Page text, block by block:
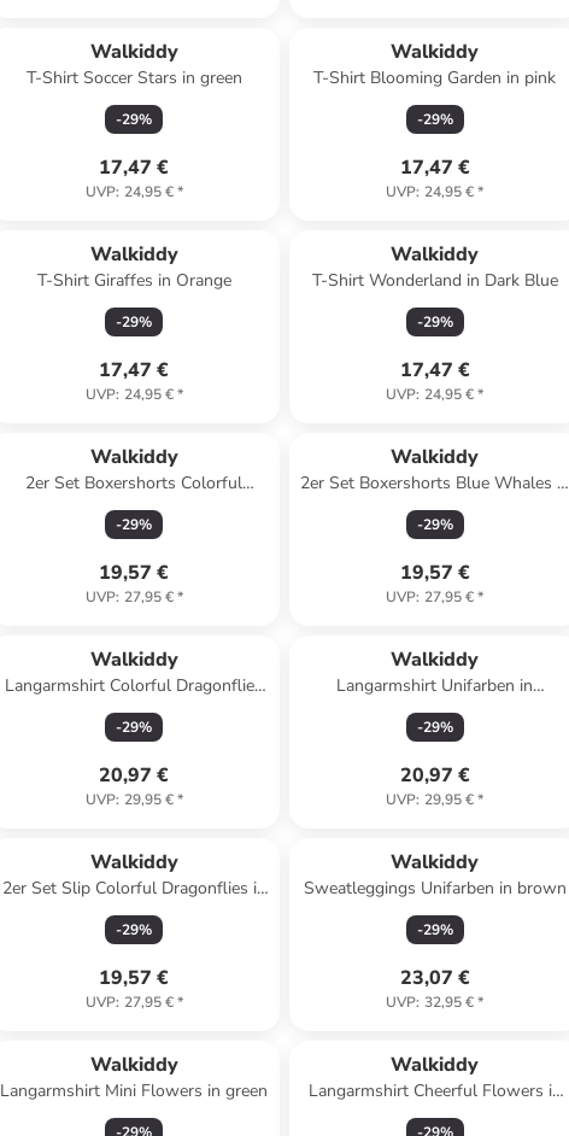
Walkiddy
T-Shirt Soccer Stars in green
-29%
17,47 €
UVP: 24,95 €*
Walkiddy
T-Shirt Blooming Garden in pink
-29%
17,47 €
UVP: 24,95 €*
Walkiddy
T-Shirt Giraffes in Orange
-29%
17,47 €
UVP: 24,95 €*
Walkiddy
T-Shirt Wonderland in Dark Blue
-29%
17,47 €
UVP: 24,95 €*
Walkiddy
2er Set Boxershorts Colorful
Dragon in Multicolored
-29%
19,57 €
UVP: 27,95 €*
Walkiddy
2er Set Boxershorts Blue Whales in
Multicolored
-29%
19,57 €
UVP: 27,95 €*
Walkiddy
Langarmshirt Colorful Dragonflies
in green
-29%
20,97 €
UVP: 29,95 €*
Walkiddy
Langarmshirt Unifarben in
Anthracite
-29%
20,97 €
UVP: 29,95 €*
Walkiddy
2er Set Slip Colorful Dragonflies in
Multicolored
-29%
19,57 €
UVP: 27,95 €*
Walkiddy
Sweatleggings Unifarben in brown
-29%
23,07 €
UVP: 32,95 €*
Walkiddy
Langarmshirt Mini Flowers in green
Walkiddy
Langarmshirt Cheerful Flowers in
Anthracite